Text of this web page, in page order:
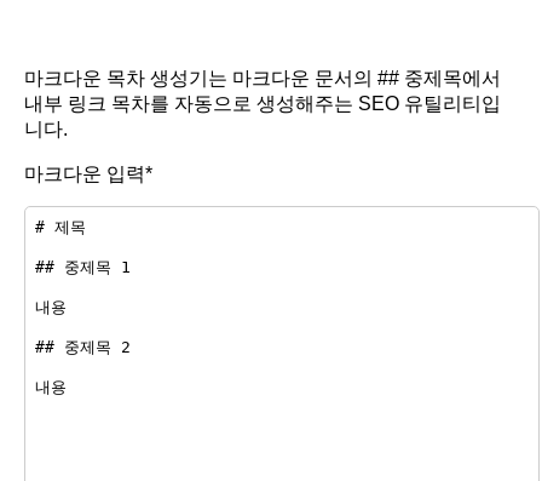
마크다운 목차 생성기는 마크다운 문서의 ## 중제목에서
내부 링크 목차를 자동으로 생성해주는 SEO 유틸리티입
니다.
마크다운 입력*